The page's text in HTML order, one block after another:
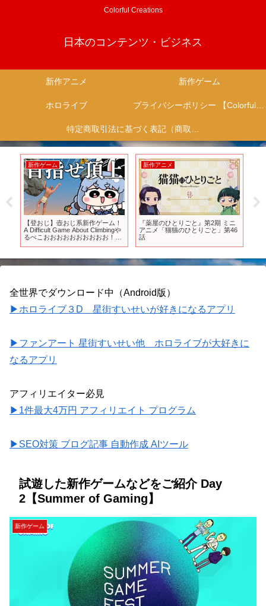
Colorful Creations
日本のコンテンツ・ビジネス
新作アニメ 新作ゲーム
ホロライブ プライバシーポリシー 【Colorful Creation】
特定商取引法に基づく表記（商取引に関する開示）
新作ゲーム
【登おじ】壺おじ系新作ゲーム！
A Difficult Game About Climbingや
るぺこおおおおおおおおおお！ぺ
新作アニメ
『薬屋のひとりごと』第2期 ミニ
アニメ「猫猫のひとりごと」第46
話
全世界でダウンロード中（Android版）
▶ホロライブ３D 星街すいせいが好きになるアプリ
▶ファンアート 星街すいせい他 ホロライブが大好きに
なるアプリ
アフィリエイター必見
▶1件最大4万円 アフィリエイト プログラム
▶SEO対策 ブログ記事 自動作成 AIツール
試遊した新作ゲームなどをご紹介 Day
2【Summer of Gaming】
新作ゲーム